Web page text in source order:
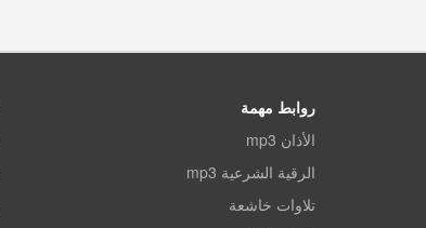
روابط مهمة
الأذان mp3
الرقية الشرعية mp3
تلاوات خاشعة